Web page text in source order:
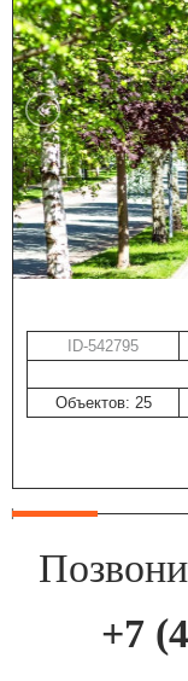
ID-542795
Объектов: 25
+7